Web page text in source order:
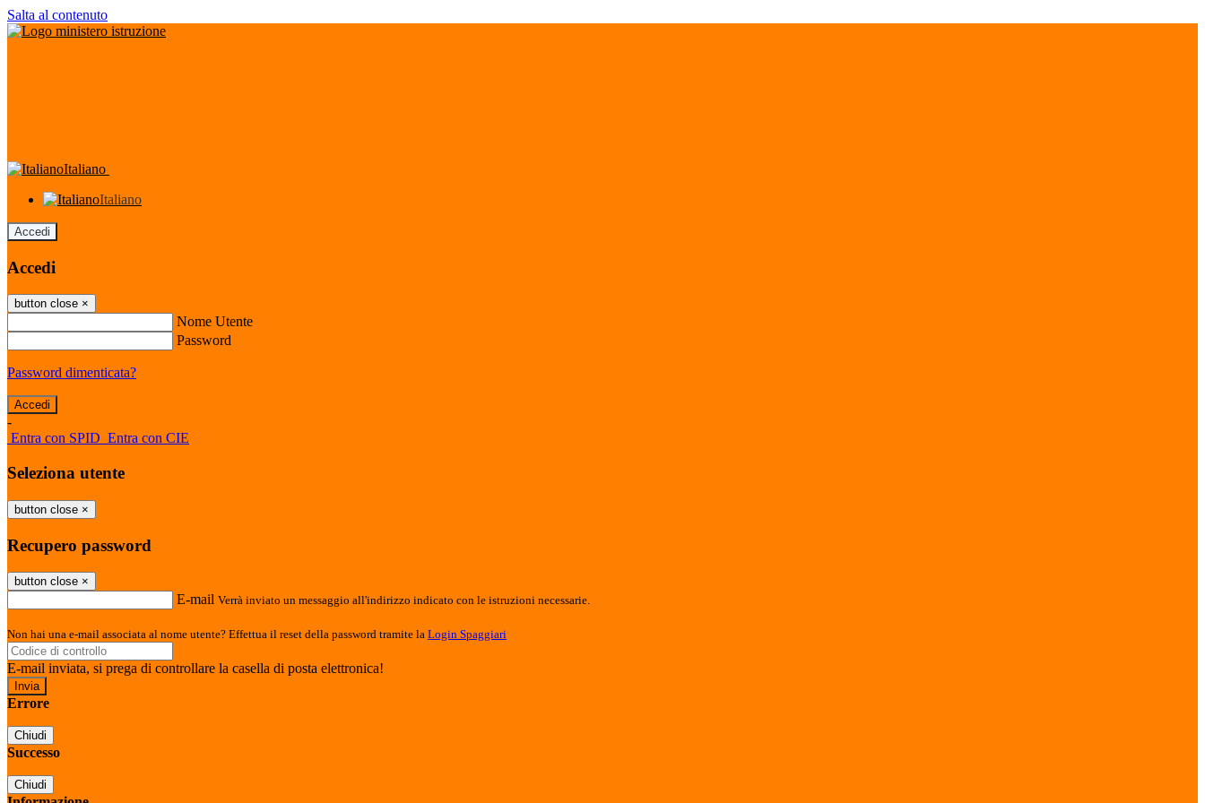
Salta al contenuto
Italiano
Italiano
Accedi
Accedi
button close ×
Nome Utente
Password
Password dimenticata?
-
Entra con SPID Entra con CIE
Seleziona utente
button close ×
Recupero password
button close ×
E-mail Verrà inviato un messaggio all'indirizzo indicato con le istruzioni necessarie.
Non hai una e-mail associata al nome utente? Effettua il reset della password tramite la Login Spaggiari
E-mail inviata, si prega di controllare la casella di posta elettronica!
Errore
Chiudi
Successo
Chiudi